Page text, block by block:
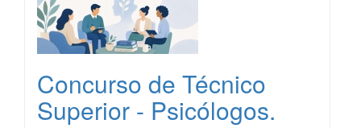
Concurso de Técnico
Superior - Psicólogos.